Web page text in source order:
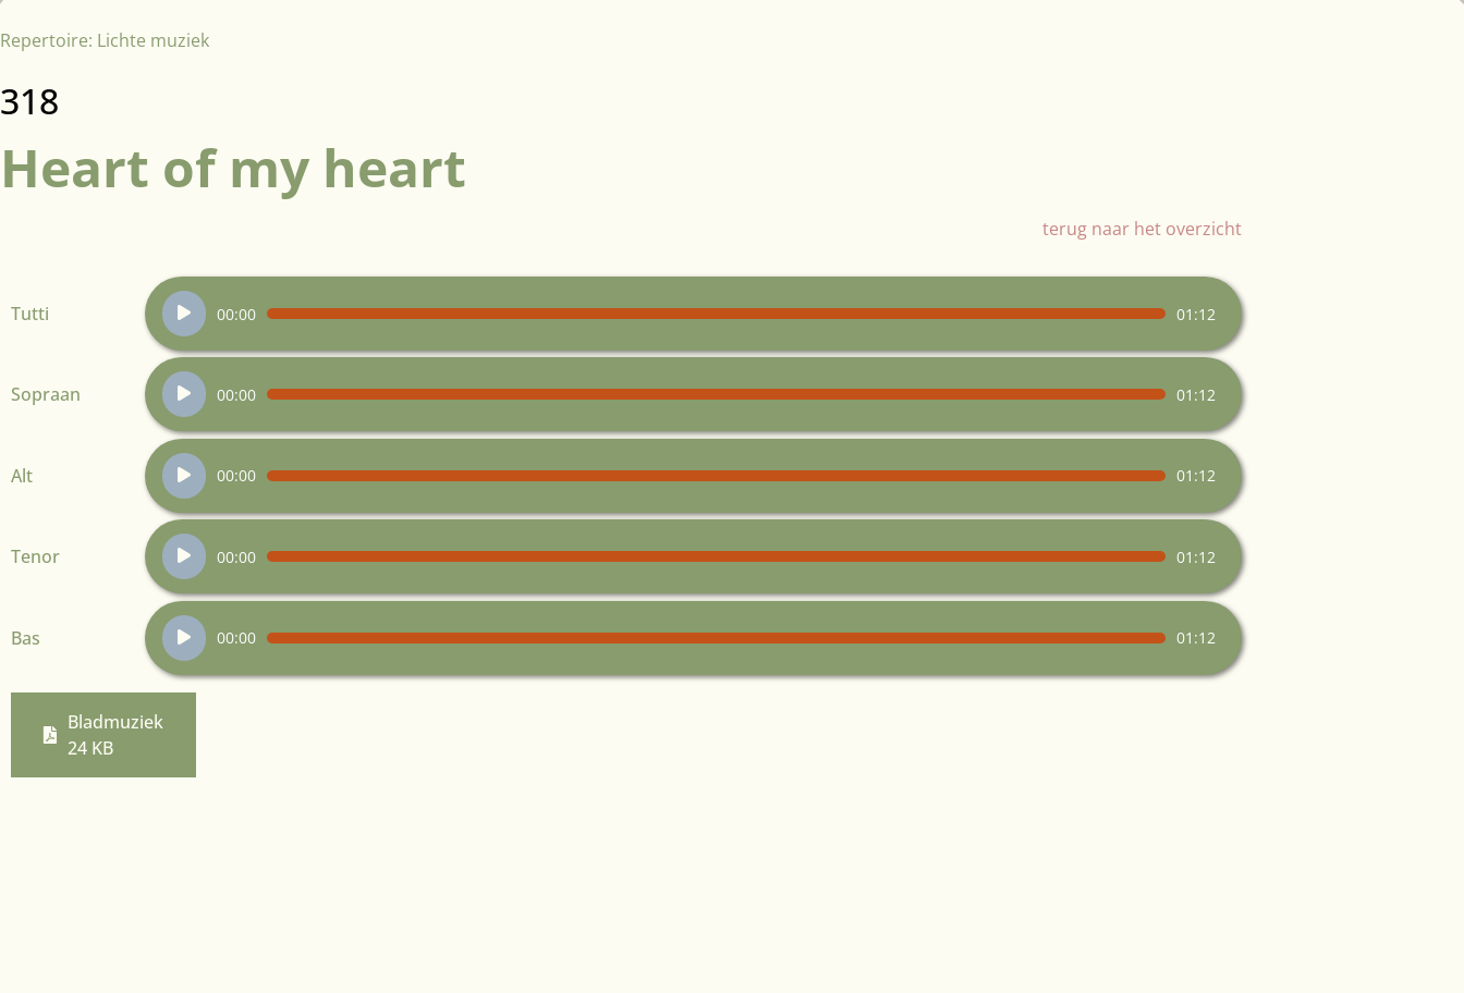
Repertoire: Lichte muziek
318
Heart of my heart
terug naar het overzicht
Tutti
Audiospeler
00:00 01:12
Sopraan
Audiospeler
00:00 01:12
Alt
Audiospeler
00:00 01:12
Tenor
Audiospeler
00:00 01:12
Bas
Audiospeler
00:00 01:12
Bladmuziek
24 KB